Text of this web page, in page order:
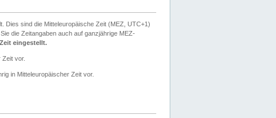
Dies sind die Mitteleuropäische Zeit (MEZ, UTC+1)
die Zeitangaben auch auf ganzjährige MEZ-
eingestellt.
Zeit vor.
in Mitteleuropäischer Zeit vor.